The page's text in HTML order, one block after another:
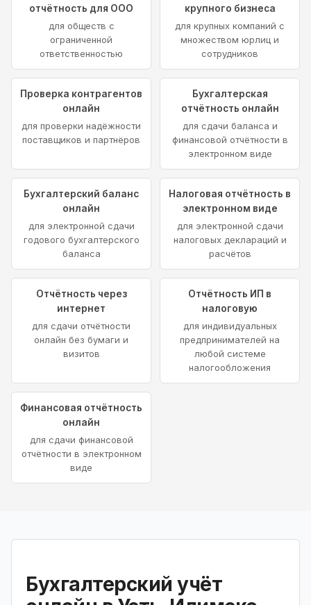
отчётность для ООО
для обществ с
ограниченной
ответственностью
крупного бизнеса
для крупных компаний с
множеством юрлиц и
сотрудников
Проверка контрагентов
онлайн
для проверки надёжности
поставщиков и партнёров
Бухгалтерская
отчётность онлайн
для сдачи баланса и
финансовой отчётности в
электронном виде
Бухгалтерский баланс
онлайн
для электронной сдачи
годового бухгалтерского
баланса
Налоговая отчётность в
электронном виде
для электронной сдачи
налоговых деклараций и
расчётов
Отчётность через
интернет
для сдачи отчётности
онлайн без бумаги и
визитов
Отчётность ИП в
налоговую
для индивидуальных
предпринимателей на
любой системе
налогообложения
Финансовая отчётность
онлайн
для сдачи финансовой
отчётности в электронном
виде
Бухгалтерский учёт